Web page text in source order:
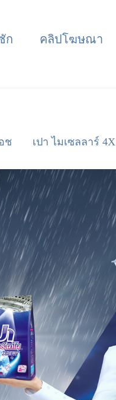
ก คลิปโฆษณา
ช เปา ไมเซลลาร์ 4X